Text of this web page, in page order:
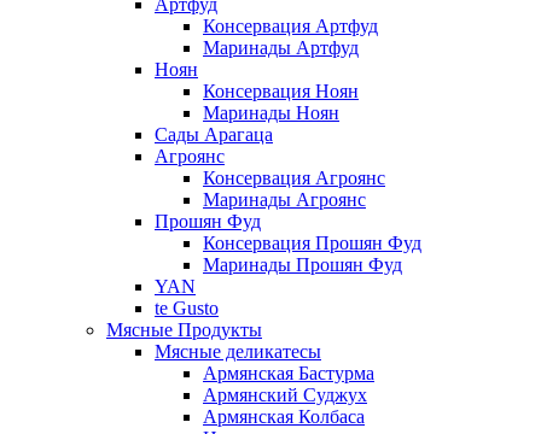
Артфуд
Консервация Артфуд
Маринады Артфуд
Ноян
Консервация Ноян
Маринады Ноян
Сады Арагаца
Агроянс
Консервация Агроянс
Маринады Агроянс
Прошян Фуд
Консервация Прошян Фуд
Маринады Прошян Фуд
YAN
te Gusto
Мясные Продукты
Мясные деликатесы
Армянская Бастурма
Армянский Суджух
Армянская Колбаса